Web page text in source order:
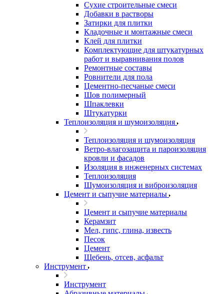
Сухие строительные смеси
Добавки в растворы
Затирки для плитки
Кладочные и монтажные смеси
Клей для плитки
Комплектующие для штукатурных
работ и выравнивания полов
Ремонтные составы
Ровнители для пола
Цементно-песчаные смеси
Шов полимерный
Шпаклевки
Штукатурки
Теплоизоляция и шумоизоляция
Теплоизоляция и шумоизоляция
Ветро-влагозащита и пароизоляция
кровли и фасадов
Изоляция в инженерных системах
Теплоизоляция
Шумоизоляция и виброизоляция
Цемент и сыпучие материалы
Цемент и сыпучие материалы
Керамзит
Мел, гипс, глина, известь
Песок
Цемент
Щебень, отсев, асфальт
Инструмент
Инструмент